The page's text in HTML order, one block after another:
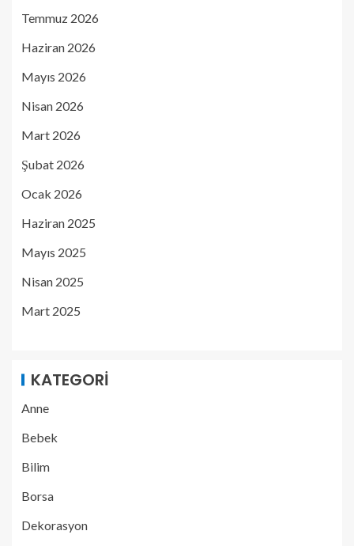
Temmuz 2026
Haziran 2026
Mayıs 2026
Nisan 2026
Mart 2026
Şubat 2026
Ocak 2026
Haziran 2025
Mayıs 2025
Nisan 2025
Mart 2025
KATEGORI
Anne
Bebek
Bilim
Borsa
Dekorasyon